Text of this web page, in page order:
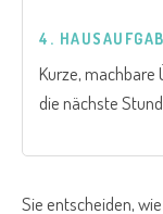
4.
Kurze, machbare
die nächste
Sie entscheiden,